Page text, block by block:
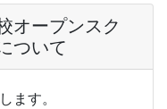
オープンスク
ついて
ます。